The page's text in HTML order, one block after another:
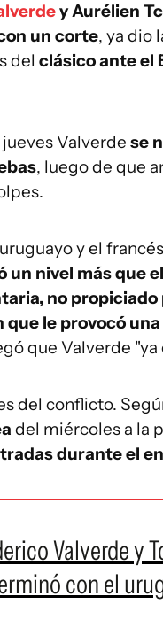
y Aurélien
un corte, ya dio
del clásico ante el
Valverde se
, luego de que
y el francés
un nivel más que
no
le provocó
que Valverde "ya
del conflicto.
del miércoles a la
durante el
Valverde y
con el